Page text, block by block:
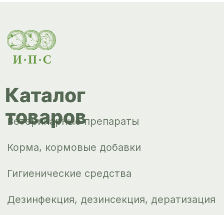
Доставка и
оплата
О компании
Сопутствующие товары